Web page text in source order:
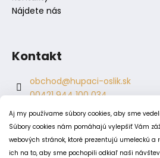
Aj my používame súbory cookies, aby sme
Súbory cookies nám pomáhajú vylepšiť Vám
webových stránok, ktoré prezentujú umeleckú a
ich na to, aby sme pochopili odkiaľ naši
Nájdete nás
Kontakt
obchod@hupaci-oslik.sk
00421 944 100 034
00421 944 904 704
hupaci.oslik
dagmar.juricova